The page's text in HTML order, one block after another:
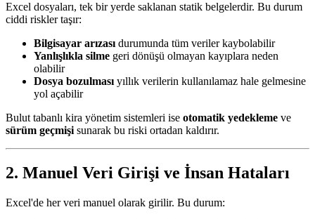
Excel dosyaları, tek bir yerde saklanan statik belgelerdir. Bu durum
ciddi riskler taşır:
Bilgisayar arızası durumunda tüm veriler kaybolabilir
Yanlışlıkla silme geri dönüşü olmayan kayıplara neden
olabilir
Dosya bozulması yıllık verilerin kullanılamaz hale gelmesine
yol açabilir
Bulut tabanlı kira yönetim sistemleri ise otomatik yedekleme ve
sürüm geçmişi sunarak bu riski ortadan kaldırır.
2. Manuel Veri Girişi ve İnsan Hataları
Excel'de her veri manuel olarak girilir. Bu durum: